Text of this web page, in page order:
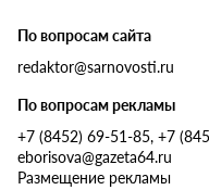
По вопросам сайта
redaktor@sarnovosti.ru
По вопросам рекламы
+7 (8452) 69-51-85, +7
eborisova@gazeta64.ru
Размещение рекламы